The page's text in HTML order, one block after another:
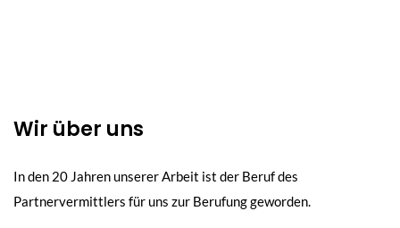
Wir über uns
In den 20 Jahren unserer Arbeit ist der Beruf des
Partnervermittlers für uns zur Berufung geworden.